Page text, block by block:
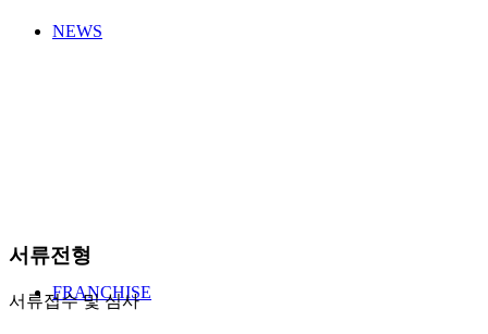
NEWS
FRANCHISE
서류전형
서류접수 및 심사